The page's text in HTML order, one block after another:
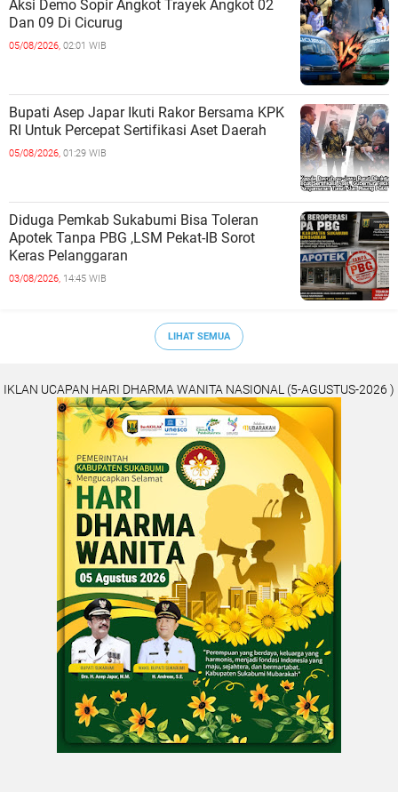
Aksi Demo Sopir Angkot Trayek Angkot 02
Dan 09 Di Cicurug
05/08/2026, 02:01 WIB
Bupati Asep Japar Ikuti Rakor Bersama KPK
RI Untuk Percepat Sertifikasi Aset Daerah
05/08/2026, 01:29 WIB
Diduga Pemkab Sukabumi Bisa Toleran
Apotek Tanpa PBG ,LSM Pekat-IB Sorot
Keras Pelanggaran
03/08/2026, 14:45 WIB
LIHAT SEMUA
IKLAN UCAPAN HARI DHARMA WANITA NASIONAL (5-AGUSTUS-2026 )